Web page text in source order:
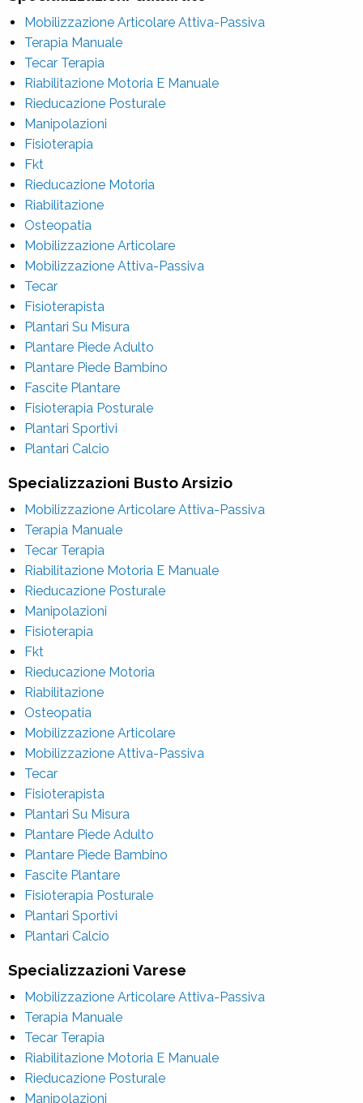
Mobilizzazione Articolare Attiva-Passiva
Terapia Manuale
Tecar Terapia
Riabilitazione Motoria E Manuale
Rieducazione Posturale
Manipolazioni
Fisioterapia
Fkt
Rieducazione Motoria
Riabilitazione
Osteopatia
Mobilizzazione Articolare
Mobilizzazione Attiva-Passiva
Tecar
Fisioterapista
Plantari Su Misura
Plantare Piede Adulto
Plantare Piede Bambino
Fascite Plantare
Fisioterapia Posturale
Plantari Sportivi
Plantari Calcio
Specializzazioni Busto Arsizio
Mobilizzazione Articolare Attiva-Passiva
Terapia Manuale
Tecar Terapia
Riabilitazione Motoria E Manuale
Rieducazione Posturale
Manipolazioni
Fisioterapia
Fkt
Rieducazione Motoria
Riabilitazione
Osteopatia
Mobilizzazione Articolare
Mobilizzazione Attiva-Passiva
Tecar
Fisioterapista
Plantari Su Misura
Plantare Piede Adulto
Plantare Piede Bambino
Fascite Plantare
Fisioterapia Posturale
Plantari Sportivi
Plantari Calcio
Specializzazioni Varese
Mobilizzazione Articolare Attiva-Passiva
Terapia Manuale
Tecar Terapia
Riabilitazione Motoria E Manuale
Rieducazione Posturale
Manipolazioni